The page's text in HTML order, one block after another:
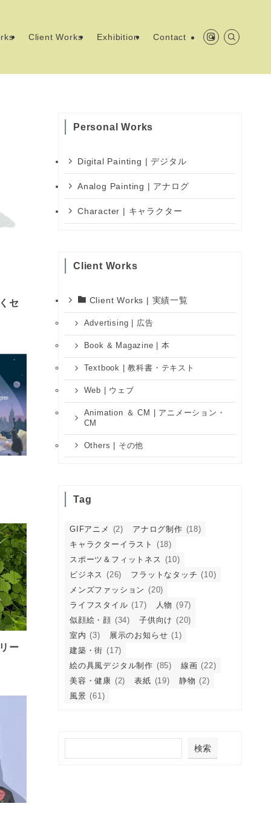
Client Works Exhibition Contact
セ
ー
Personal Works
Digital Painting | デジタル
Analog Painting | アナログ
Character | キャラクター
Client Works
Client Works | 実績一覧
Advertising | 広告
Book & Magazine | 本
Textbook | 教科書・テキスト
Web | ウェブ
Animation ＆ CM | アニメーション・
CM
Others | その他
Tag
GIFアニメ (2) アナログ制作 (18)
キャラクターイラスト
(18)
スポーツ＆フィットネス (10)
ビジネス (26) フラットなタッチ (10)
メンズファッション (20)
ライフスタイル (17) 人物 (97)
似顔絵・顔 (34) 子供向け (20)
室内 (3) 展示のお知らせ (1)
建築・街 (17)
絵の具風デジタル制作 (85) 線画 (22)
美容・健康 (2) 表紙 (19) 静物 (2)
風景 (61)
検索